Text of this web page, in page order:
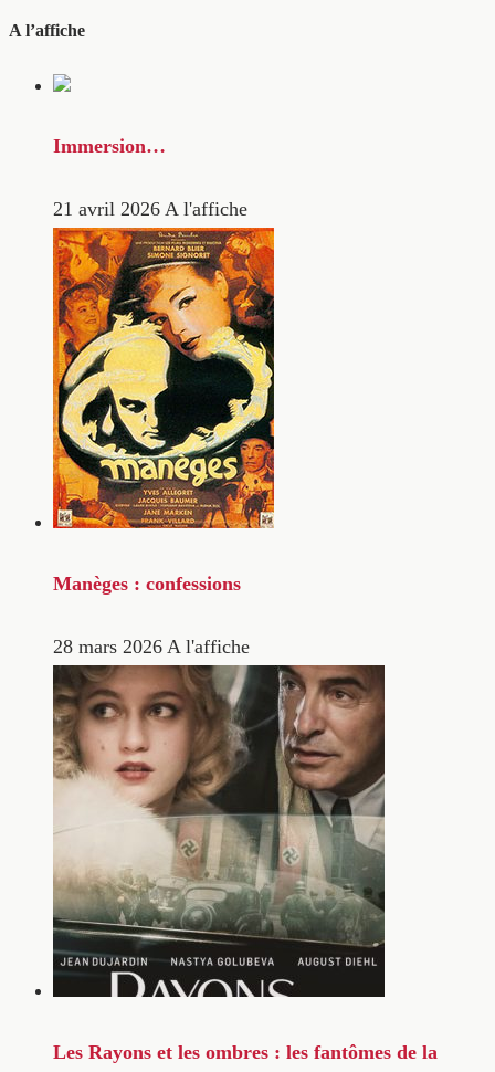
A l’affiche
Immersion…
21 avril 2026 A l'affiche
Manèges : confessions
28 mars 2026 A l'affiche
Les Rayons et les ombres : les fantômes de la